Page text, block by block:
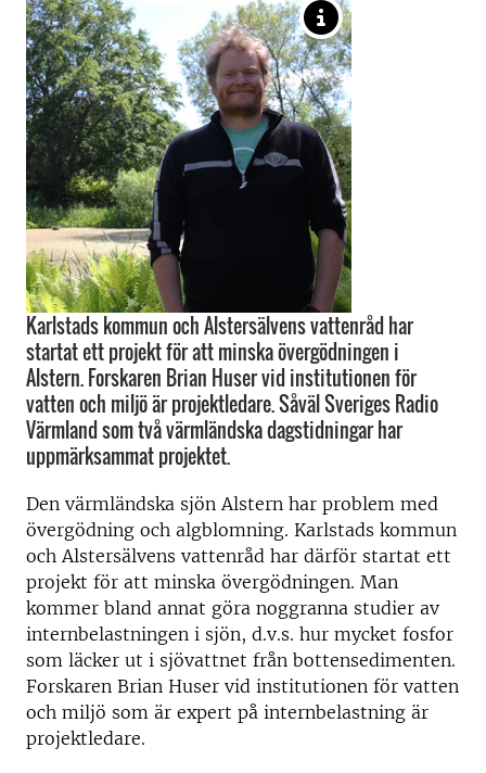
Karlstads kommun och Alstersälvens vattenråd har
startat ett projekt för att minska övergödningen i
Alstern. Forskaren Brian Huser vid institutionen för
vatten och miljö är projektledare. Såväl Sveriges Radio
Värmland som två värmländska dagstidningar har
uppmärksammat projektet.
Den värmländska sjön Alstern har problem med
övergödning och algblomning. Karlstads kommun
och Alstersälvens vattenråd har därför startat ett
projekt för att minska övergödningen. Man
kommer bland annat göra noggranna studier av
internbelastningen i sjön, d.v.s. hur mycket fosfor
som läcker ut i sjövattnet från bottensedimenten.
Forskaren Brian Huser vid institutionen för vatten
och miljö som är expert på internbelastning är
projektledare.